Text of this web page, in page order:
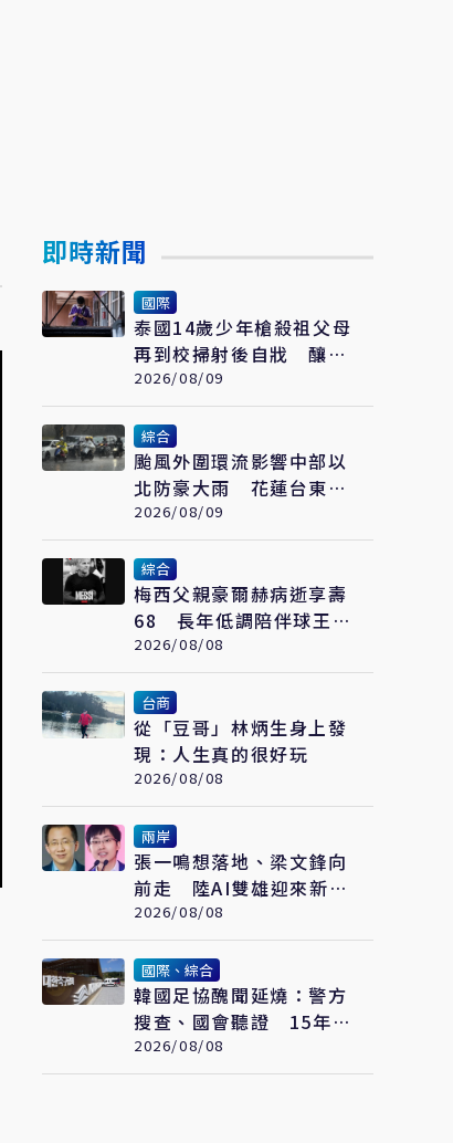
即時新聞
國際
泰國14歲少年槍殺祖父母
再到校掃射後自戕 釀10
死逾30傷
2026/08/09
綜合
颱風外圍環流影響中部以
北防豪大雨 花蓮台東需
防焚風
2026/08/09
綜合
梅西父親豪爾赫病逝享壽
68 長年低調陪伴球王走
過職業生涯
2026/08/08
台商
從「豆哥」林炳生身上發
現：人生真的很好玩
2026/08/08
兩岸
張一鳴想落地、梁文鋒向
前走 陸AI雙雄迎來新一
輪選擇
2026/08/08
國際、綜合
韓國足協醜聞延燒：警方
搜查、國會聽證 15年前
「不當招待」疑雲重見天
日
2026/08/08